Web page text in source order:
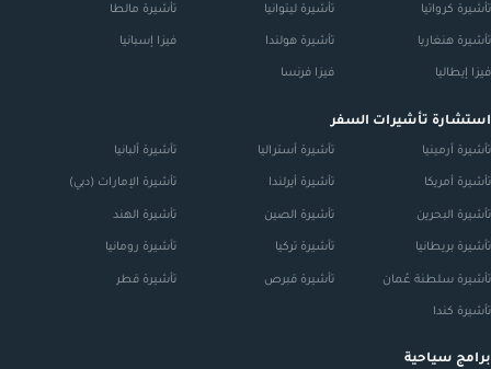
تأشيرة كرواتيا تأشيرة ليتوانيا تأشيرة مالطا
تأشيرة هنغاريا تأشيرة هولندا فيزا إسبانيا
فيزا إيطاليا فيزا فرنسا
استشارة تأشيرات السفر
تأشيرة أرمينيا تأشيرة أستراليا تأشيرة ألبانيا
تأشيرة أمريكا تأشيرة أيرلندا تأشيرة الإمارات (دبي)
تأشيرة البحرين تأشيرة الصين تأشيرة الهند
تأشيرة بريطانيا تأشيرة تركيا تأشيرة رومانيا
تأشيرة سلطنة عُمان تأشيرة قبرص تأشيرة قطر
تأشيرة كندا
برامج سياحية